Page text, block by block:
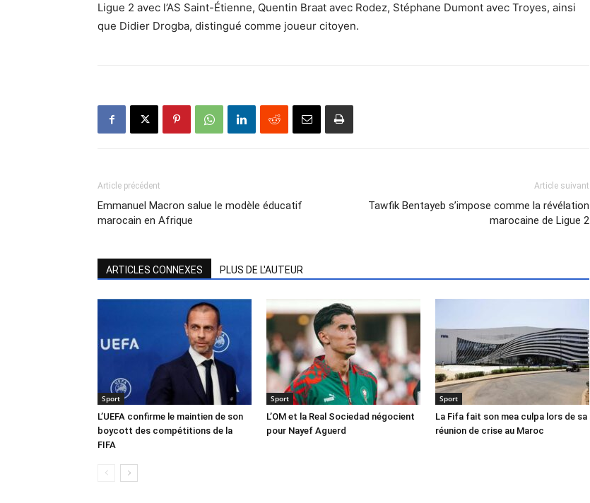
Ligue 2 avec l’AS Saint-Étienne, Quentin Braat avec Rodez, Stéphane Dumont avec Troyes, ainsi
que Didier Drogba, distingué comme joueur citoyen.
Article précédent
Emmanuel Macron salue le modèle éducatif
marocain en Afrique
Article suivant
Tawfik Bentayeb s’impose comme la révélation
marocaine de Ligue 2
ARTICLES CONNEXES PLUS DE L'AUTEUR
Sport
L’UEFA confirme le maintien de son
boycott des compétitions de la
FIFA
Sport
L’OM et la Real Sociedad négocient
pour Nayef Aguerd
Sport
La Fifa fait son mea culpa lors de sa
réunion de crise au Maroc